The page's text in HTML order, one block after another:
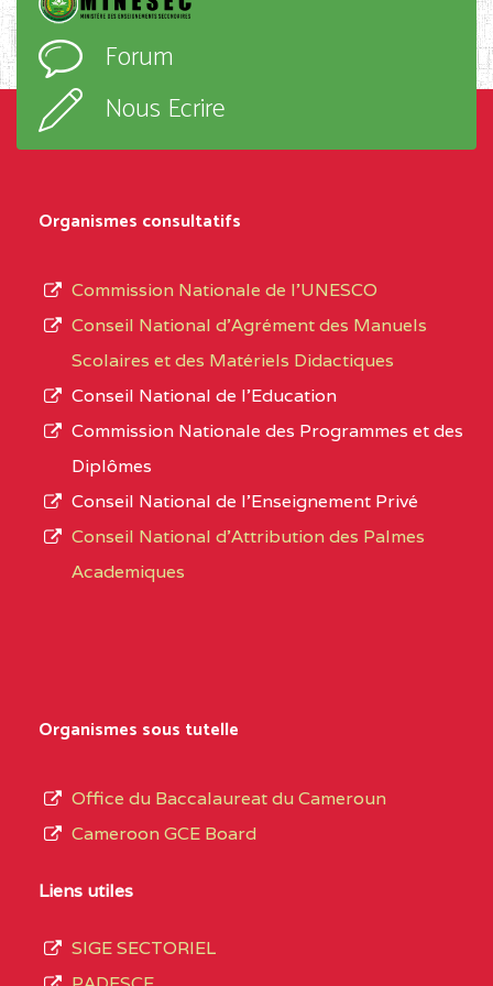
CENTRE
CEGTI ST BENOIT DE
NDOMO BP :1154
CENTRE
COLLEGE PRIVE
CATHOLIQUE JOSPEH
STINTZI BP :53 OBALA
CENTRE
COLLEGE PRIVE LAIC LE
YDE
CENTRE
CENTRE
COLLEGE ONANA
CENTRE
l’ordre
d’enseignement,
type
L’offre
d’éducation
de
du
de
Forum
Nous Ecrire
Organismes consultatifs
Commission Nationale de l’UNESCO
Conseil National d’Agrément des Manuels
Scolaires et des Matériels Didactiques
Conseil National de l’Education
Commission Nationale des Programmes et des
Diplômes
Conseil National de l’Enseignement Privé
Conseil National d'Attribution des Palmes
Academiques
Organismes sous tutelle
Office du Baccalaureat du Cameroun
Cameroon GCE Board
Liens utiles
SIGE SECTORIEL